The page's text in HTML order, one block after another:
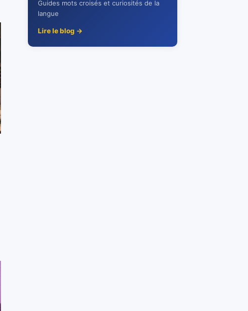
Guides mots croisés et curiosités de la
langue
Lire le blog →